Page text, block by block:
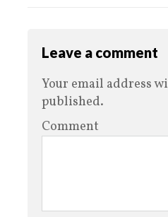
Leave a comment
Your email address
published.
Comment